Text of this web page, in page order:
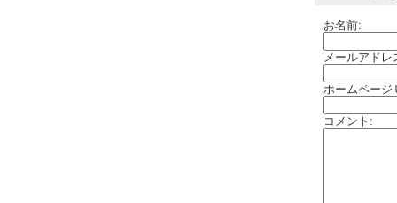
お名前:
メールアド
ホームページ
コメント: